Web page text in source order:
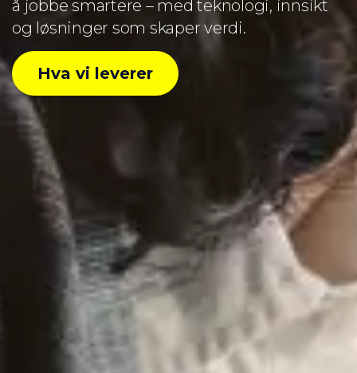
å jobbe smartere – med teknologi, innsikt
og løsninger som skaper verdi.
Hva vi leverer